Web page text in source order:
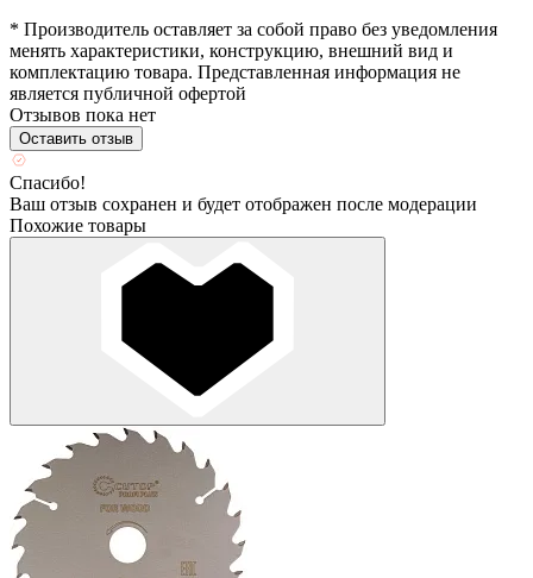
* Производитель оставляет за собой право без уведомления
менять характеристики, конструкцию, внешний вид и
комплектацию товара. Представленная информация не
является публичной офертой
Отзывов пока нет
Оставить отзыв
Спасибо!
Ваш отзыв сохранен и будет отображен после модерации
Похожие товары